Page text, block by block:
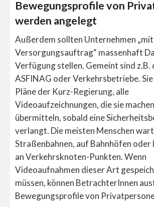
Bewegungsprofile von
werden angelegt
Außerdem sollten Unternehmen
Versorgungsauftrag“ massenhaft
Verfügung stellen. Gemeint sind z.B.
ASFINAG oder Verkehrsbetriebe.
Pläne der Kurz-Regierung, alle
Videoaufzeichnungen, die sie
übermitteln, sobald eine
verlangt. Die meisten Menschen
Straßenbahnen, auf Bahnhöfen oder
an Verkehrsknoten-Punkten. Wenn
Videoaufnahmen dieser Art
müssen, können BetrachterInnen
Bewegungsprofile von